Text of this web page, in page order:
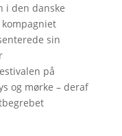
i den danske
sin
på
og mørke – deraf